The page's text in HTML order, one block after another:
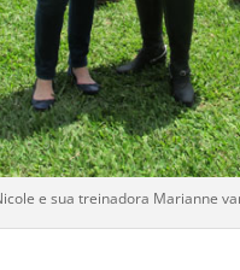
e sua treinadora Marianne